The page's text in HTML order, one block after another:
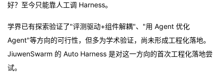
我
技
的
好？至今只能靠人工调 Harness。
学界已有探索验证了"评测驱动+组件解耦"、"用 Agent 优化
Agent"等方向的可行性，但多为学术验证，尚未形成工程化落地。
JiuwenSwarm 的 Auto Harness 是对这一方向的首次工程化落地尝
试。